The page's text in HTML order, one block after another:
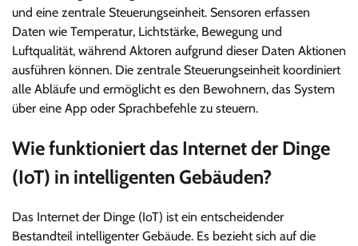
und eine zentrale Steuerungseinheit. Sensoren erfassen
Daten wie Temperatur, Lichtstärke, Bewegung und
Luftqualität, während Aktoren aufgrund dieser Daten Aktionen
ausführen können. Die zentrale Steuerungseinheit koordiniert
alle Abläufe und ermöglicht es den Bewohnern, das System
über eine App oder Sprachbefehle zu steuern.
Wie funktioniert das Internet der Dinge
(IoT) in intelligenten Gebäuden?
Das Internet der Dinge (IoT) ist ein entscheidender
Bestandteil intelligenter Gebäude. Es bezieht sich auf die